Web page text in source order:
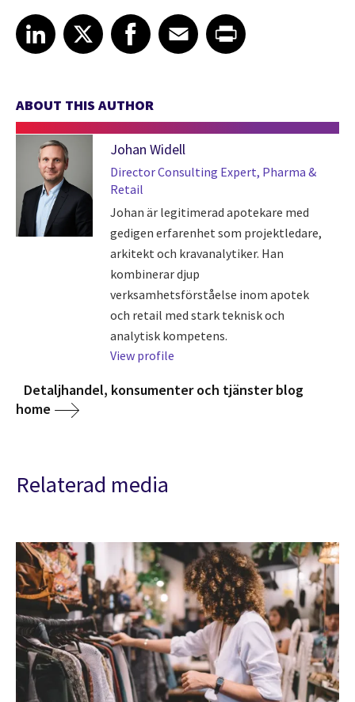
Share article on LinkedIn
LinkedIn
Share article on XShare article on Facebook
Facebook
Share article on Email
EmailShare article on Print
ABOUT THIS AUTHOR
Johan Widell
Director Consulting Expert, Pharma &
Retail
Johan är legitimerad apotekare med
gedigen erfarenhet som projektledare,
arkitekt och kravanalytiker. Han
kombinerar djup
verksamhetsförståelse inom apotek
och retail med stark teknisk och
analytisk kompetens.
View profile
Detaljhandel, konsumenter och tjänster blog
home
Relaterad media